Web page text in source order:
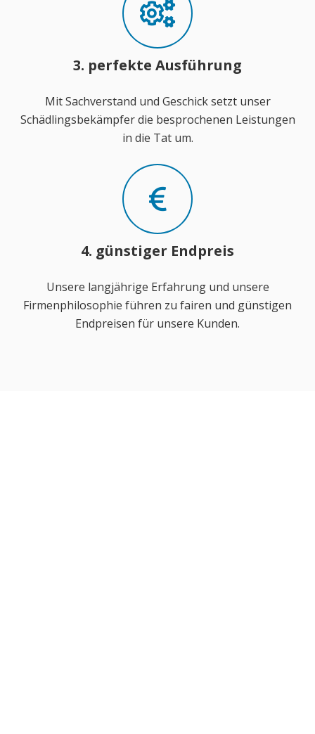
3. perfekte Ausführung
Mit Sachverstand und Geschick setzt unser
Schädlingsbekämpfer die besprochenen Leistungen
in die Tat um.
4. günstiger Endpreis
Unsere langjährige Erfahrung und unsere
Firmenphilosophie führen zu fairen und günstigen
Endpreisen für unsere Kunden.